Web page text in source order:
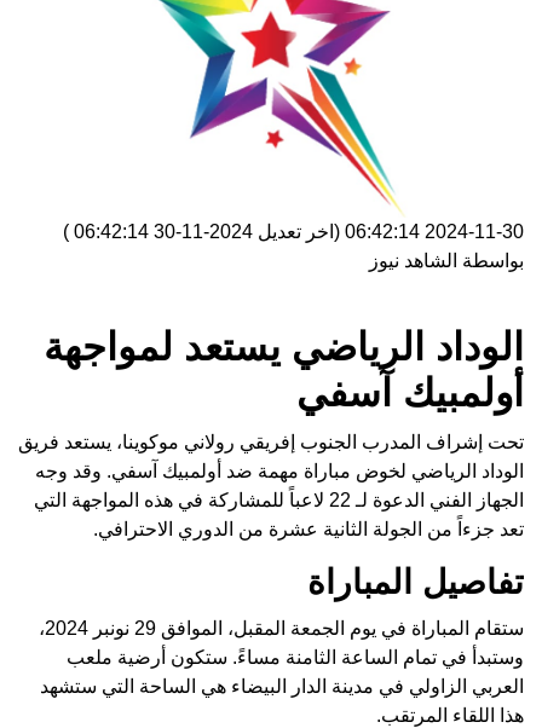
2024-11-30 06:42:14 (اخر تعديل 2024-11-30 06:42:14
)
بواسطة الشاهد نيوز
الوداد الرياضي يستعد لمواجهة
أولمبيك آسفي
تحت إشراف المدرب الجنوب إفريقي رولاني موكوينا، يستعد فريق
الوداد الرياضي لخوض مباراة مهمة ضد أولمبيك آسفي. وقد وجه
الجهاز الفني الدعوة لـ 22 لاعباً للمشاركة في هذه المواجهة التي
تعد جزءاً من الجولة الثانية عشرة من الدوري الاحترافي.
تفاصيل المباراة
ستقام المباراة في يوم الجمعة المقبل، الموافق 29 نونبر 2024،
وستبدأ في تمام الساعة الثامنة مساءً. ستكون أرضية ملعب
العربي الزاولي في مدينة الدار البيضاء هي الساحة التي ستشهد
هذا اللقاء المرتقب.